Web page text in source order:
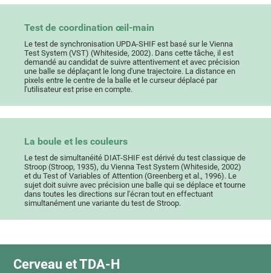
Test de coordination œil-main
Le test de synchronisation UPDA-SHIF est basé sur le Vienna
Test System (VST) (Whiteside, 2002). Dans cette tâche, il est
demandé au candidat de suivre attentivement et avec précision
une balle se déplaçant le long d'une trajectoire. La distance en
pixels entre le centre de la balle et le curseur déplacé par
l'utilisateur est prise en compte.
La boule et les couleurs
Le test de simultanéité DIAT-SHIF est dérivé du test classique de
Stroop (Stroop, 1935), du Vienna Test System (Whiteside, 2002)
et du Test of Variables of Attention (Greenberg et al., 1996). Le
sujet doit suivre avec précision une balle qui se déplace et tourne
dans toutes les directions sur l'écran tout en effectuant
simultanément une variante du test de Stroop.
Cerveau et TDA-H